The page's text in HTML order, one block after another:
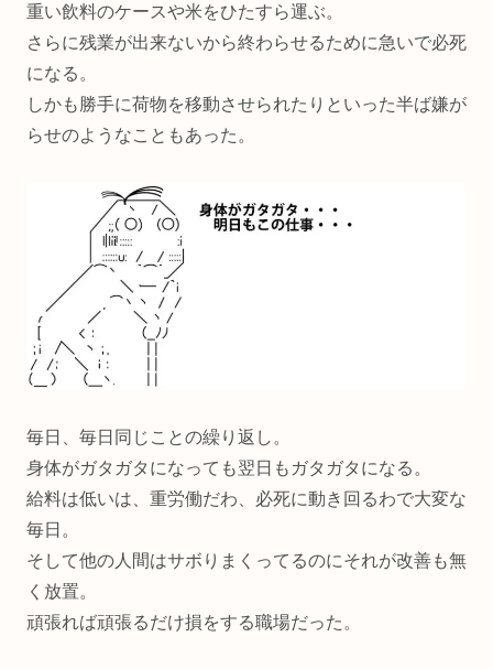
重い飲料のケースや米をひたすら運ぶ。
さらに残業が出来ないから終わらせるために急いで必死
になる。
しかも勝手に荷物を移動させられたりといった半ば嫌が
らせのようなこともあった。
毎日、毎日同じことの繰り返し。
身体がガタガタになっても翌日もガタガタになる。
給料は低いは、重労働だわ、必死に動き回るわで大変な
毎日。
そして他の人間はサボりまくってるのにそれが改善も無
く放置。
頑張れば頑張るだけ損をする職場だった。